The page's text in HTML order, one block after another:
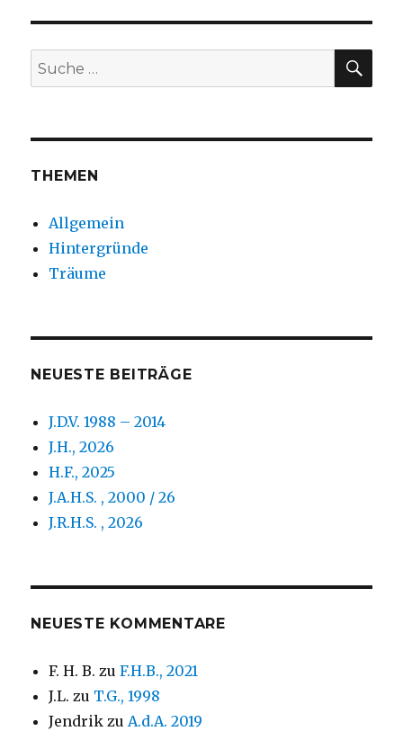
Suche
nach:
THEMEN
Allgemein
Hintergründe
Träume
NEUESTE BEITRÄGE
J.D.V. 1988 – 2014
J.H., 2026
H.F., 2025
J.A.H.S. , 2000 / 26
J.R.H.S. , 2026
NEUESTE KOMMENTARE
F. H. B. zuF.H.B., 2021
J.L. zu T.G., 1998
Jendrik zu A.d.A. 2019